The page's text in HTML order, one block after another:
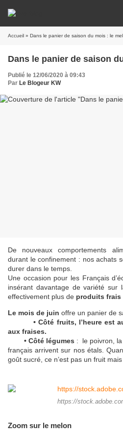
Accueil » Dans le panier de saison du mois : le
Dans le panier de saison
Publié le 12/06/2020 à 09:43
Par Le Blogeur KW
De nouveaux comportements
durant le confinement : nos achats
durer dans le temps.
Une occasion pour les Français
insérant davantage de variété sur
effectivement plus de produits frais
Le mois de juin offre un panier de
•Côté fruits, l’heure est
aux fraises.
• Côté légumes : le poivron,
français arrivent sur nos étals.
goût sucré, ce n’est pas un fruit
https://
Zoom sur le melon